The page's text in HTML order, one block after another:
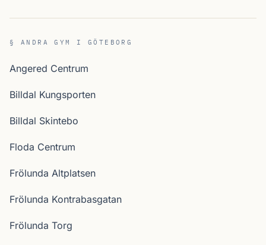
§ ANDRA GYM I GÖTEBORG
Angered Centrum
Billdal Kungsporten
Billdal Skintebo
Floda Centrum
Frölunda Altplatsen
Frölunda Kontrabasgatan
Frölunda Torg